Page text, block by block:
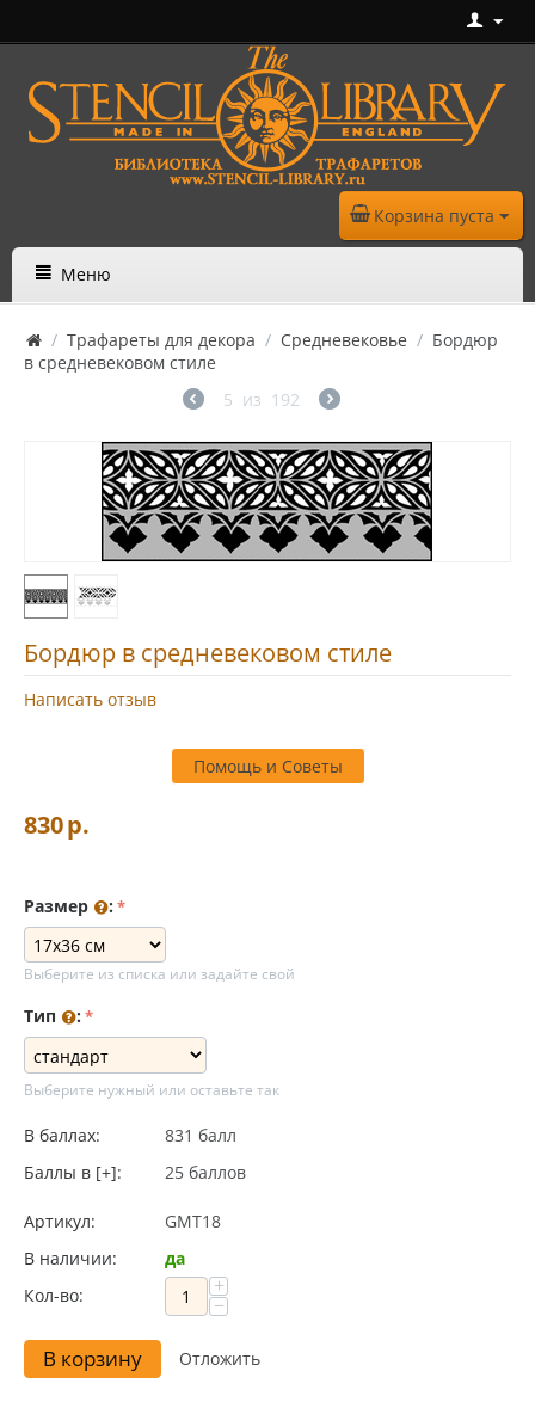
Корзина пуста
Меню
/ Трафареты для декора / Средневековье / Бордюр
в средневековом стиле
5 из 192
Бордюр в средневековом стиле
Написать отзыв
Помощь и Советы
830р.
Размер :
Выберите из списка или задайте свой
Тип :
Выберите нужный или оставьте так
В баллах:
831 балл
Баллы в [+]:
25 баллов
Артикул:
GMT18
В наличии:
да
Кол-во:
+
−
В корзину Отложить